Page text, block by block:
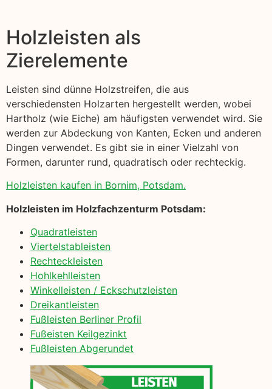
Holzleisten als
Zierelemente
Leisten sind dünne Holzstreifen, die aus
verschiedensten Holzarten hergestellt werden, wobei
Hartholz (wie Eiche) am häufigsten verwendet wird. Sie
werden zur Abdeckung von Kanten, Ecken und anderen
Dingen verwendet. Es gibt sie in einer Vielzahl von
Formen, darunter rund, quadratisch oder rechteckig.
Holzleisten kaufen in Bornim, Potsdam.
Holzleisten im Holzfachzenturm Potsdam:
Quadratleisten
Viertelstableisten
Rechteckleisten
Hohlkehlleisten
Winkelleisten / Eckschutzleisten
Dreikantleisten
Fußleisten Berliner Profil
Fußeisten Keilgezinkt
Fußleisten Abgerundet